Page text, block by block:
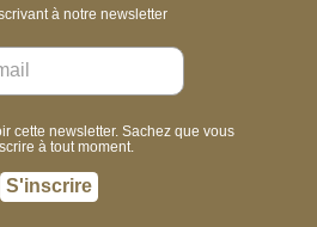
à notre newsletter
cette newsletter. Sachez que vous
à tout moment.
S'inscrire